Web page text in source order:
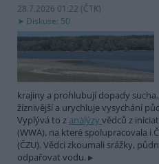
28.7.2026 01:22 (ČTK)
Diskuse: 50
krajiny a prohlubují dopady
žíznivější a urychluje vysychání
Vyplývá to z analýzy vědců z
(WWA), na které spolupracovala i
(ČZU). Vědci zkoumali srážky,
odpařovat vodu.